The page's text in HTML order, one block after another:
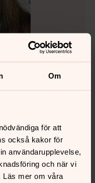
Om
för att
också kakor för
användarupplevelse,
och när vi
Läs mer om våra
Holsljunga,